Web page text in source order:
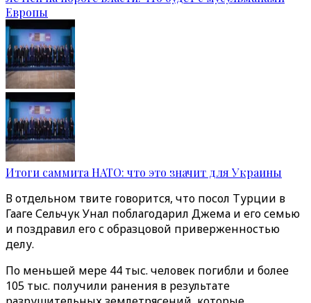
Европы
Итоги саммита НАТО: что это значит для Украины
В отдельном твите говорится, что посол Турции в
Гааге Сельчук Унал поблагодарил Джема и его семью
и поздравил его с образцовой приверженностью
делу.
По меньшей мере 44 тыс. человек погибли и более
105 тыс. получили ранения в результате